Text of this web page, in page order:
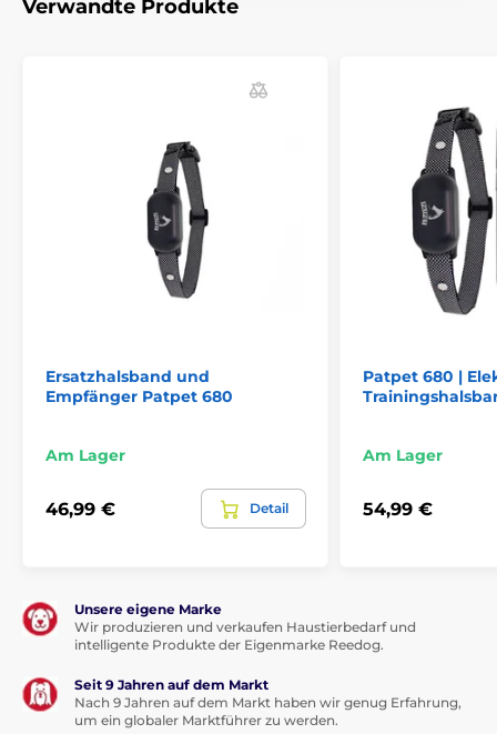
Funkgeräte Patpet
Verwandte Produkte
Ersatzhalsband und
Empfänger Patpet 680
Am Lager
46,99 € Detail
Patpet 680 |
Am Lager
54,99 €
Unsere eigene Marke
Wir produzieren und verkaufen Haustierbedarf und
intelligente Produkte der Eigenmarke Reedog.
Seit 9 Jahren auf dem Markt
Nach 9 Jahren auf dem Markt haben wir genug Erfahrung,
um ein globaler Marktführer zu werden.